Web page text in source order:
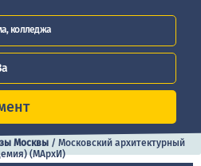
колледжа
Москвы / Московский архитектурный
(МАрхИ)